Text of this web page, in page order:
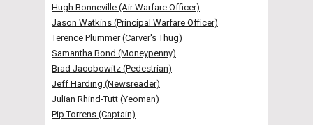
Hugh Bonneville (Air Warfare Officer)
Jason Watkins (Principal Warfare Officer)
Terence Plummer (Carver's Thug)
Samantha Bond (Moneypenny)
Brad Jacobowitz (Pedestrian)
Jeff Harding (Newsreader)
Julian Rhind-Tutt (Yeoman)
Pip Torrens (Captain)